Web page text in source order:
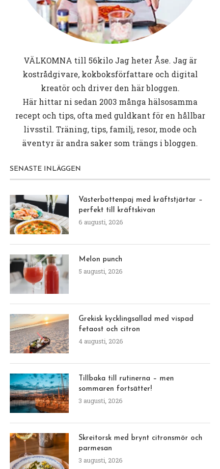
VÄLKOMNA till 56kiloJag heter Åse. Jag är
kostrådgivare, kokboksförfattare och digital
kreatör och driver den här bloggen.
Här hittar ni sedan 2003 många hälsosamma
recept och tips, ofta med guldkant för en hållbar
livsstil. Träning, tips, familj, resor, mode och
äventyr är andra saker som trängs i bloggen.
SENASTE INLÄGGEN
Västerbottenpaj med kräftstjärtar –
perfekt till kräftskivan
6 augusti, 2026
Melon punch
5 augusti, 2026
Grekisk kycklingsallad med vispad
fetaost och citron
4 augusti, 2026
Tillbaka till rutinerna – men
sommaren fortsätter!
3 augusti, 2026
Skreitorsk med brynt citronsmör och
parmesan
3 augusti, 2026